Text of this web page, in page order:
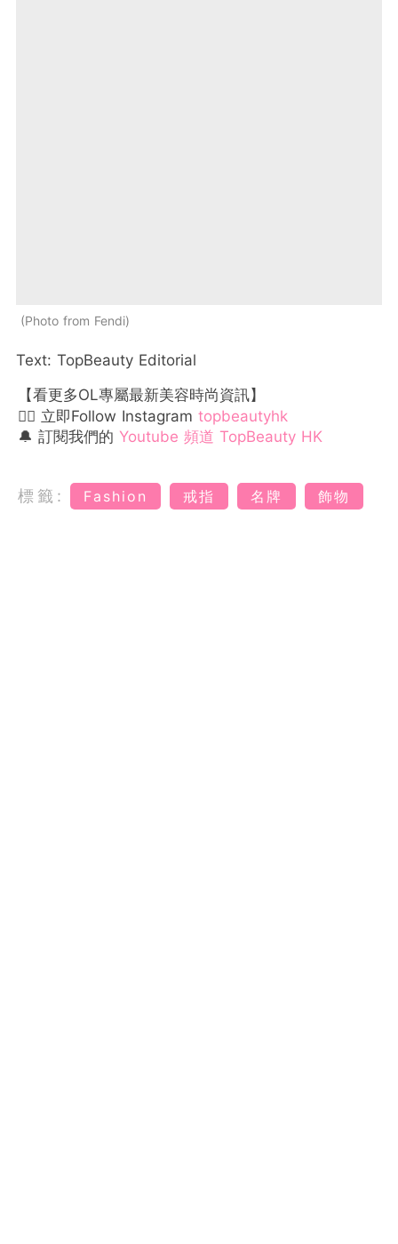
Photo from Fendi
Text: TopBeauty Editorial
【看更多OL專屬最新美容時尚資訊】
👉🏻 立即Follow Instagram topbeautyhk
🔔 訂閱我們的 Youtube 頻道 TopBeauty HK
標籤: Fashion 戒指 名牌 飾物